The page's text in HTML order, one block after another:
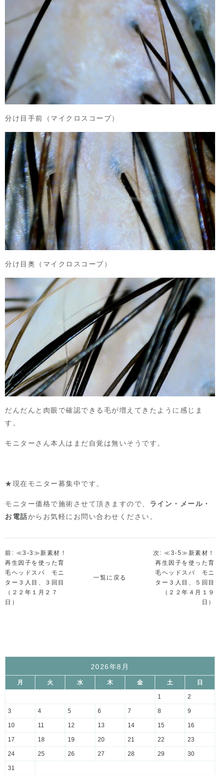
分け目手前（マイクロスコープ）
分け目奥（マイクロスコープ）
だんだんと肉眼で確認できる毛が増えてきたように感じま
す。
モニターさん本人はまだ自覚は無いそうです。
★現在モニター募集中です。
モニター価格で施術させて頂きますので、 ライン・メール・
お電話からお気軽にお問い合わせください。
前: ≪3-3≫新素材！
再生因子を使った育
毛ヘッドスパ モニ
ター３人目、３回目
（２２年１月２７
日）
一覧に戻る
次: ≪3-5≫新素材！
再生因子を使った育
毛ヘッドスパ モニ
ター３人目、５回目
（２２年４月１９
日）
2026年8月
月 火 水 木 金 土 日
1 2
3 4 5 6 7 8 9
10 11 12 13 14 15 16
17 18 19 20 21 22 23
24 25 26 27 28 29 30
31